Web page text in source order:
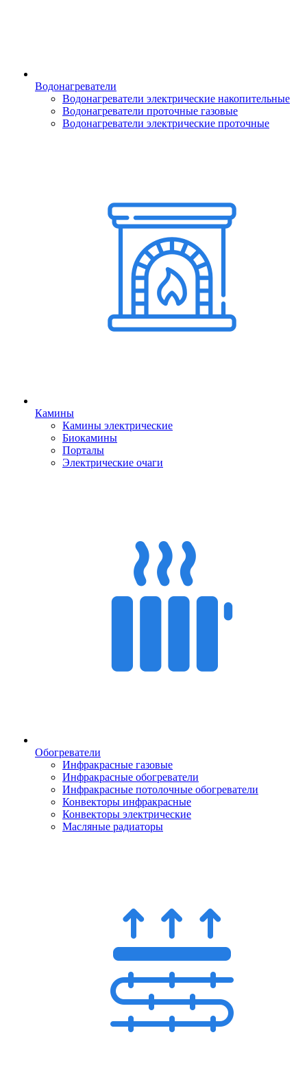
Водонагреватели
Водонагреватели электрические накопительные
Водонагреватели проточные газовые
Водонагреватели электрические проточные
Камины
Камины электрические
Биокамины
Порталы
Электрические очаги
Обогреватели
Инфракрасные газовые
Инфракрасные обогреватели
Инфракрасные потолочные обогреватели
Конвекторы инфракрасные
Конвекторы электрические
Масляные радиаторы